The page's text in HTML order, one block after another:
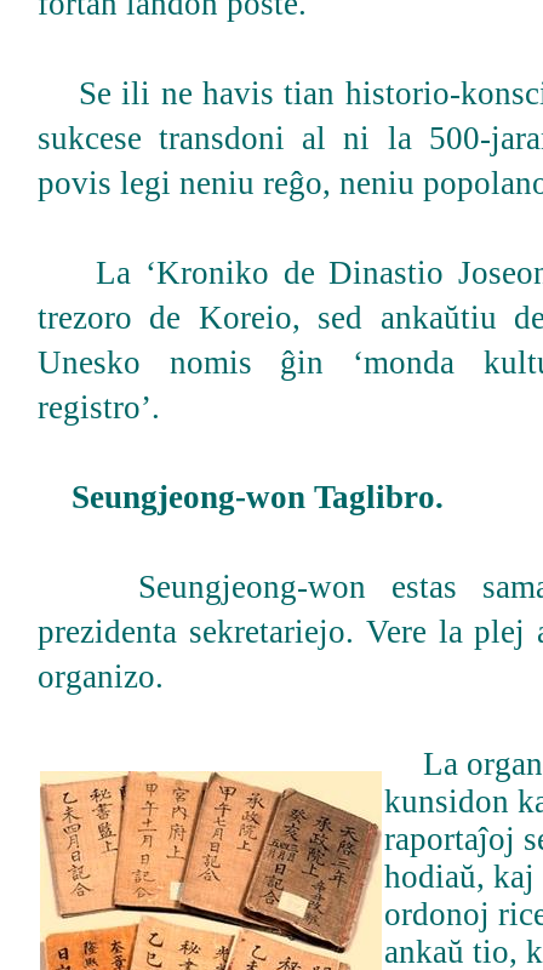
Se ili ne havis tian historio-
sukcese transdoni al ni la 500-
povis legi neniu reĝo, neniu
La ‘Kroniko de Dinastio
trezoro de Koreio, sed ankaŭtiu
Unesko nomis ĝin ‘monda
registro’.
Seungjeong-won Taglibro.
Seungjeong-won estas
prezidenta sekretariejo. Vere la plej
organizo.
La
kunsidon
raportaĵoj
hodiaŭ, kaj
ordonoj
ankaŭ tio,